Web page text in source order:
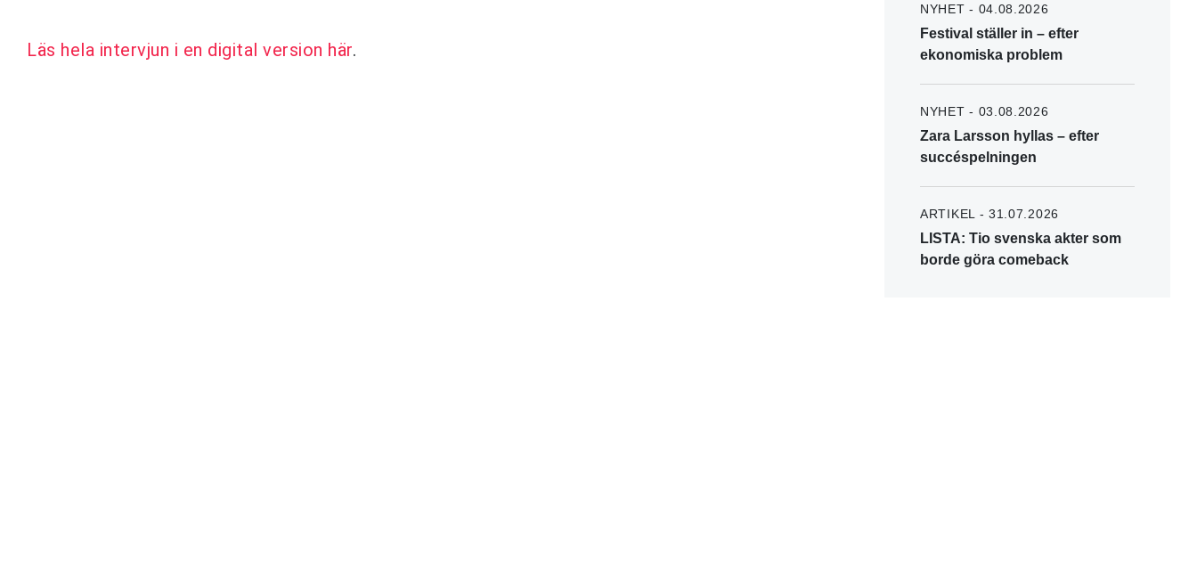
Läs hela intervjun i en digital version här.
NYHET - 04.08.2026
Festival ställer in – efter
ekonomiska problem
NYHET - 03.08.2026
Zara Larsson hyllas – efter
succéspelningen
ARTIKEL - 31.07.2026
LISTA: Tio svenska akter som
borde göra comeback